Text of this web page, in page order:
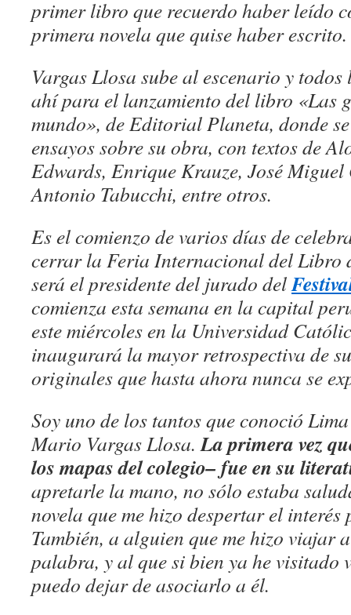
primer libro que recuerdo haber leído
primera novela que quise haber escrito.
Vargas Llosa sube al escenario y
ahí para el lanzamiento del libro «Las
mundo», de Editorial Planeta, donde
ensayos sobre su obra, con textos de
Edwards, Enrique Krauze, José
Antonio Tabucchi, entre otros.
Es el comienzo de varios días de
cerrar la Feria Internacional del Libro
será el presidente del jurado del
comienza esta semana en la capital
este miércoles en la Universidad
inaugurará la mayor retrospectiva de
originales que hasta ahora nunca se
Soy uno de los tantos que conoció
Mario Vargas Llosa.La primera vez
los mapas del colegio– fue en su
apretarle la mano, no sólo estaba
novela que me hizo despertar el
También, a alguien que me hizo viajar
palabra, y al que si bien ya he visitado
puedo dejar de asociarlo a él.